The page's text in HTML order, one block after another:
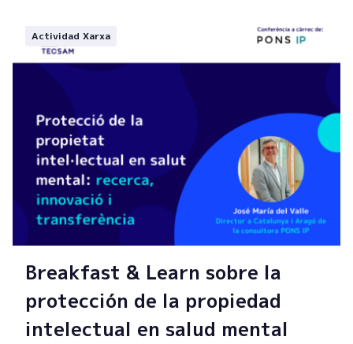
Actividad Xarxa
Breakfast & Learn sobre la
protección de la propiedad
intelectual en salud mental